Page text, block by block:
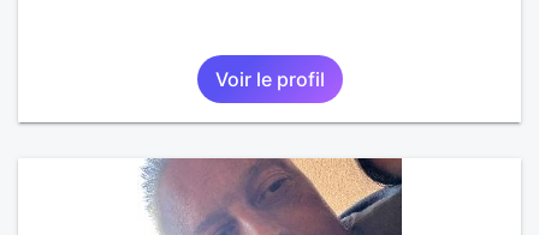
Voir le profil